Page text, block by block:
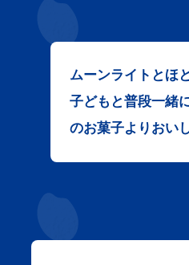
ムーンライトとほ
子どもと普段一緒
のお菓子よりおいし